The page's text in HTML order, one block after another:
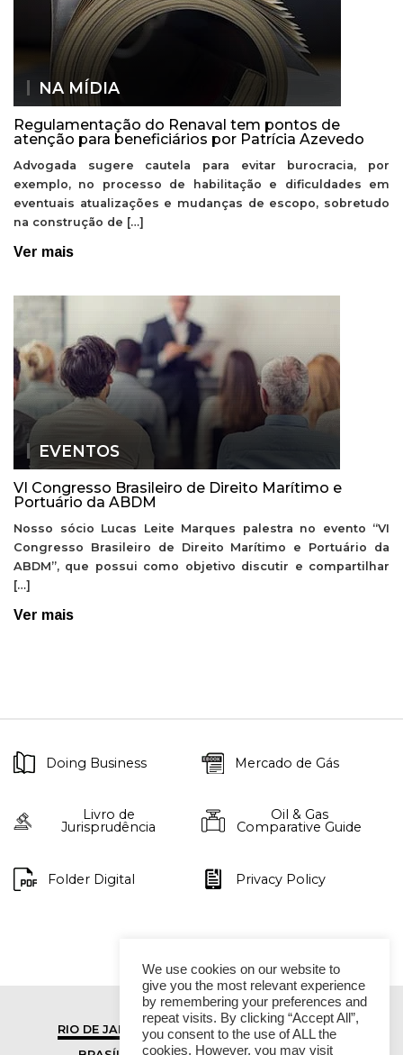
NA MÍDIA
Regulamentação do Renaval tem pontos de
atenção para beneficiários por Patrícia Azevedo
Advogada sugere cautela para evitar burocracia, por
exemplo, no processo de habilitação e dificuldades em
eventuais atualizações e mudanças de escopo, sobretudo
na construção de […]
Ver mais
EVENTOS
VI Congresso Brasileiro de Direito Marítimo e
Portuário da ABDM
Nosso sócio Lucas Leite Marques palestra no evento “VI
Congresso Brasileiro de Direito Marítimo e Portuário da
ABDM”, que possui como objetivo discutir e compartilhar
[…]
Ver mais
Doing Business Mercado de Gás
Livro de
Jurisprudência
Oil & Gas
Comparative Guide
Folder Digital Privacy Policy
RIO DE JANEIRO
SÃO PAULO
We use cookies on our website to
give you the most relevant experience
by remembering your preferences and
repeat visits. By clicking “Accept All”,
you consent to the use of ALL the
cookies. However, you may visit